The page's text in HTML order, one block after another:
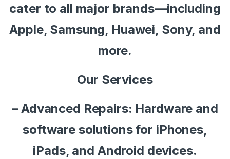
cater to all major brands—including
Apple, Samsung, Huawei, Sony, and
more.
Our Services
– Advanced Repairs: Hardware and
software solutions for iPhones,
iPads, and Android devices.